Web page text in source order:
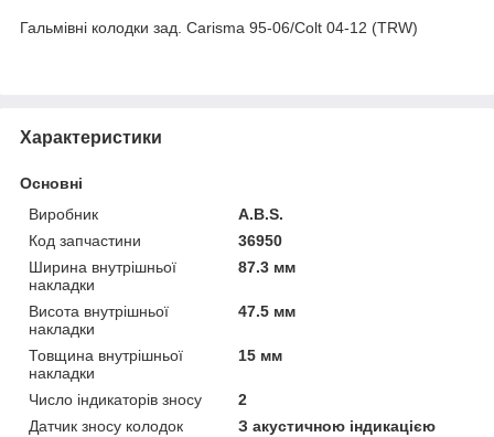
Гальмівні колодки зад. Carisma 95-06/Colt 04-12 (TRW)
Характеристики
Основні
Виробник
A.B.S.
Код запчастини
36950
Ширина внутрішньої
накладки
87.3 мм
Висота внутрішньої
накладки
47.5 мм
Товщина внутрішньої
накладки
15 мм
Число індикаторів зносу
2
Датчик зносу колодок
З акустичною індикацією